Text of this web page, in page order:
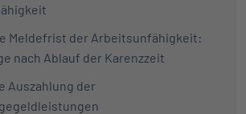
Meldefrist der Arbeitsunfähigkeit:
nach Ablauf der Karenzzeit
Auszahlung der